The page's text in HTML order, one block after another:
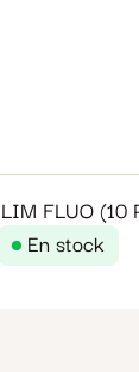
FLUO (10
En stock